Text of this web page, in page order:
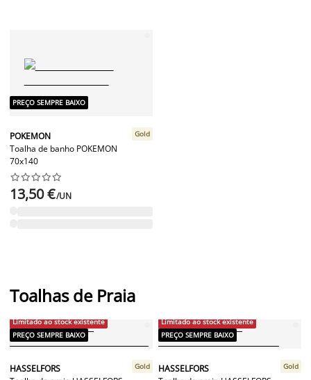
PREÇO SEMPRE BAIXO
POKEMON
Toalha de banho POKEMON
70x140
Gold






13,50 €/UN
Toalhas de Praia
Limitado ao stock existente
PREÇO SEMPRE BAIXO
HASSELFORS
Gold
Limitado ao stock existente
PREÇO SEMPRE BAIXO
HASSELFORS
Gold